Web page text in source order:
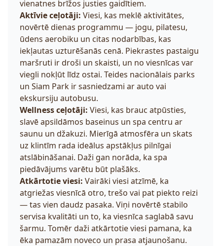
vienatnes brīžos justies gaidītiem.
Aktīvie ceļotāji: Viesi, kas meklē aktivitātes,
novērtē dienas programmu — jogu, pilatesu,
ūdens aerobiku un citas nodarbības, kas
iekļautas uzturēšanās cenā. Piekrastes pastaigu
maršruti ir droši un skaisti, un no viesnīcas var
viegli nokļūt līdz ostai. Teides nacionālais parks
un Siam Park ir sasniedzami ar auto vai
ekskursiju autobusu.
Wellness ceļotāji: Viesi, kas brauc atpūsties,
slavē apsildāmos baseinus un spa centru ar
saunu un džakuzi. Mierīgā atmosfēra un skats
uz klintīm rada ideālus apstākļus pilnīgai
atslābināšanai. Daži gan norāda, ka spa
piedāvājums varētu būt plašāks.
Atkārtotie viesi: Vairāki viesi atzīmē, ka
atgriežas viesnīcā otro, trešo vai pat piekto reizi
— tas vien daudz pasaka. Viņi novērtē stabilo
servisa kvalitāti un to, ka viesnīca saglabā savu
šarmu. Tomēr daži atkārtotie viesi pamana, ka
ēka pamazām noveco un prasa atjaunošanu.